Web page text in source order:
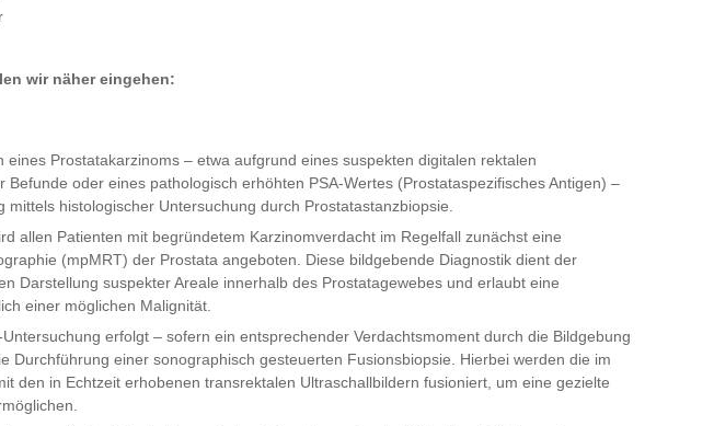
wir näher eingehen:
eines Prostatakarzinoms – etwa aufgrund eines suspekten digitalen rektalen
oder eines pathologisch erhöhten PSA-Wertes (Prostataspezifisches Antigen) –
histologischer Untersuchung durch Prostatastanzbiopsie.
allen Patienten mit begründetem Karzinomverdacht im Regelfall zunächst eine
(mpMRT) der Prostata angeboten. Diese bildgebende Diagnostik dient der
Darstellung suspekter Areale innerhalb des Prostatagewebes und erlaubt eine
einer möglichen Malignität.
erfolgt – sofern ein entsprechender Verdachtsmoment durch die Bildgebung
Durchführung einer sonographisch gesteuerten Fusionsbiopsie. Hierbei werden die im
den in Echtzeit erhobenen transrektalen Ultraschallbildern fusioniert, um eine gezielte